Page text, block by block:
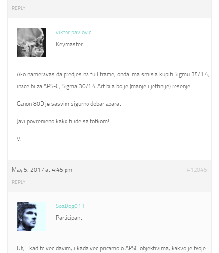
REPLY
viktor pavlovic
Keymaster
Ako nameravas da predjes na full frame, onda ima smisla kupiti Sigmu 35/1.4,
inace bi za APS-C, Sigma 30/1.4 Art bila bolje (manje i jeftinije) resenje.
Canon 80D je sasvim sigurno dobar aparat!
Javi povremeno kako ti ide sa fotkom!
V.
May 5, 2017 at 4:45 pm #12045
REPLY
SeaDog011
Participant
Uh,…kad te vec davim, i kada vec pricamo o APSC objektivima, kakvo je tvoje